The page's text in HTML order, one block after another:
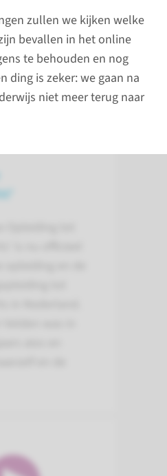
zullen we kijken welke
bevallen in het online
te behouden en nog
ding is zeker: we gaan na
niet meer terug naar
te